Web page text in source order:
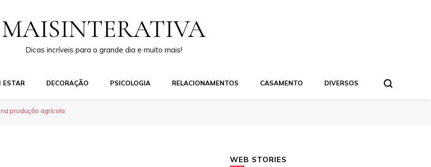
MAISINTERATIVA
Dicas incríveis para o grande dia e muito mais!
ESTAR DECORAÇÃO PSICOLOGIA RELACIONAMENTOS CASAMENTO DIVERSOS
produção agrícola
WEB STORIES